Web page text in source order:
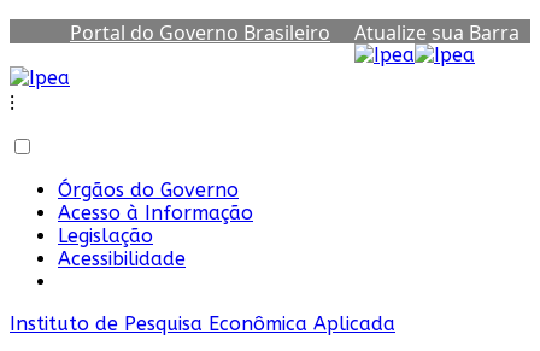
Portal do Governo Brasileiro
Atualize sua Barra
⁝
Órgãos do Governo
Acesso à Informação
Legislação
Acessibilidade
Instituto de Pesquisa Econômica Aplicada